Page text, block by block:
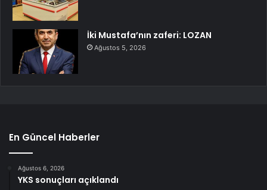
İki Mustafa’nın zaferi: LOZAN
Ağustos 5, 2026
En Güncel Haberler
Ağustos 6, 2026
YKS sonuçları açıklandı